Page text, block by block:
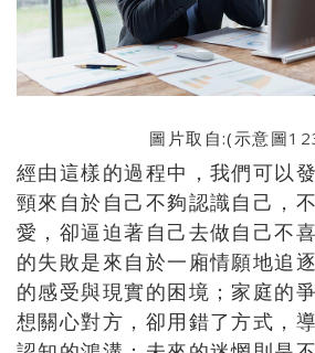
圖片取自:(示意圖
經由這樣的過程中，我們可以
頸來自於自己不夠認識自己，
愛， 卻逼迫著自己去做自己不
的失敗是來自於一廂情願地追逐
的感受與現實的困境； 家庭的
想關心對方，卻用錯了方式，